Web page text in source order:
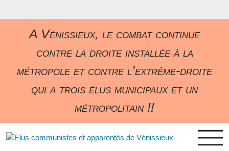
A Vénissieux, le combat continue
contre la droite installée à la
métropole et contre l’extrême-droite
qui a trois élus municipaux et un
métropolitain !!